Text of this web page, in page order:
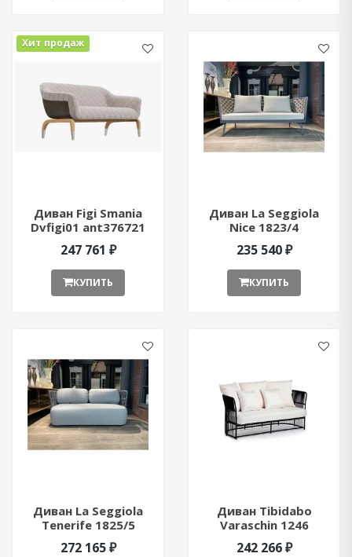
Хит продаж
Диван Figi Smania
Dvfigi01 ant376721
247 761 ₽
КУПИТЬ
Диван La Seggiola
Nice 1823/4
235 540 ₽
КУПИТЬ
Диван La Seggiola
Tenerife 1825/5
272 165 ₽
Диван Tibidabo
Varaschin 1246
ant377044
242 266 ₽